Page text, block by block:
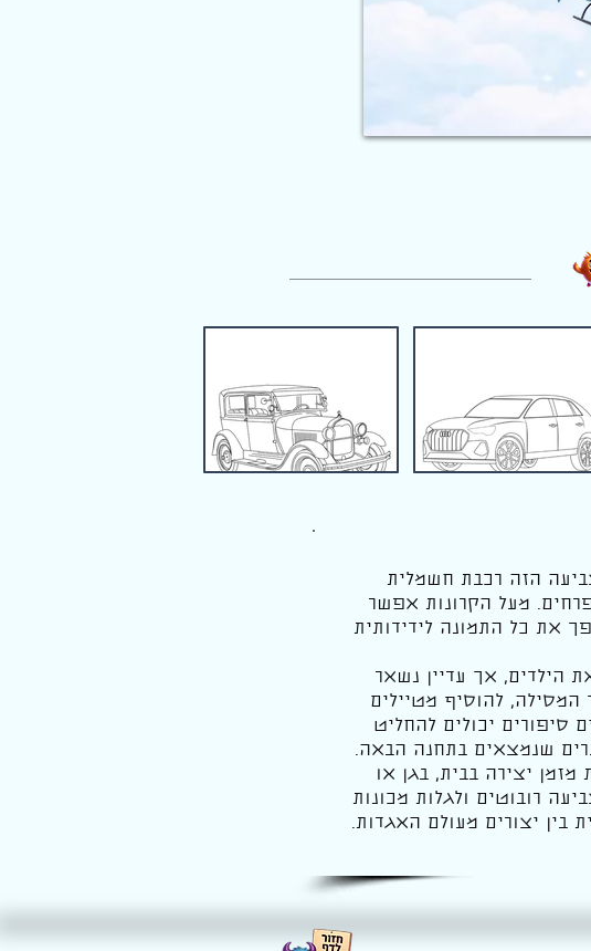
הזה רכבת חשמלית
מעל הקרונות אפשר
את כל התמונה לידידותית
הילדים, אך עדיין נשאר
להוסיף מטיילים
יכולים להחליט
שנמצאים בתחנה הבאה.
יצירה בבית, בגן או
רובוטים ולגלות מכונות
בין יצורים מעולם האגדות.